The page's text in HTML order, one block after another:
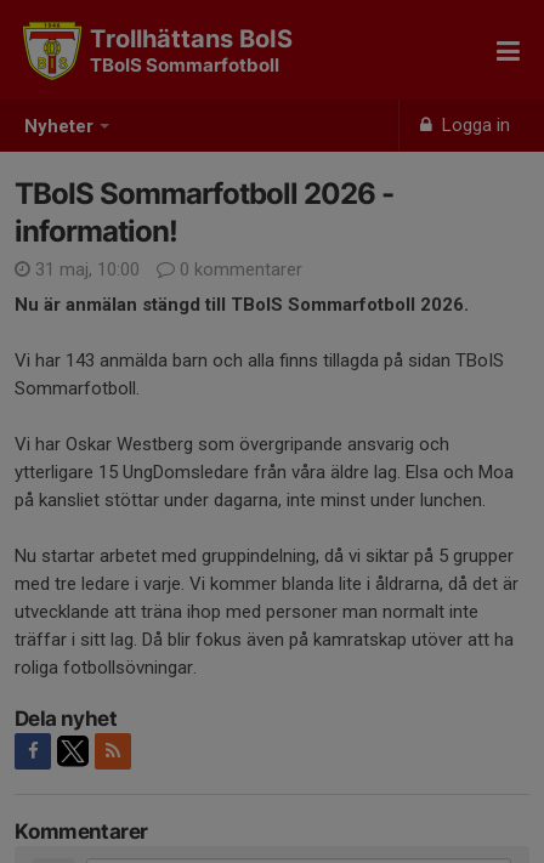
Nyheter Logga in
Trollhättans BoIS
TBoIS Sommarfotboll
TBoIS Sommarfotboll 2026 -
information!
31 maj, 10:00
0 kommentarer
Nu är anmälan stängd till TBoIS Sommarfotboll 2026.
Vi har 143 anmälda barn och alla finns tillagda på sidan TBoIS
Sommarfotboll.
Vi har Oskar Westberg som övergripande ansvarig och
ytterligare 15 UngDomsledare från våra äldre lag. Elsa och Moa
på kansliet stöttar under dagarna, inte minst under lunchen.
Nu startar arbetet med gruppindelning, då vi siktar på 5 grupper
med tre ledare i varje. Vi kommer blanda lite i åldrarna, då det är
utvecklande att träna ihop med personer man normalt inte
träffar i sitt lag. Då blir fokus även på kamratskap utöver att ha
roliga fotbollsövningar.
Dela nyhet
Kommentarer